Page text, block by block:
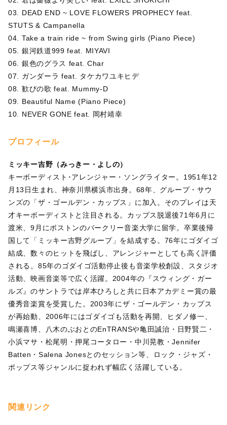
03. DEAD END ~ LOVE FLOWERS PROPHECY feat.
STUTS & Campanella
04. Take a train ride ~ from Swing girls (Piano Piece)
05. 銀河鉄道999 feat. MIYAVI
06. 銀色のグラス feat. Char
07. ガンダーラ feat. タケカワユキヒデ
08. 歓びの歌 feat. Mummy-D
09. Beautiful Name (Piano Piece)
10. NEVER GONE feat. 岡村靖幸
プロフィール
ミッキー吉野（みっきー・よしの）
キーボーディスト･アレンジャー・ソングライター。1951年12
月13日生まれ、神奈川県横浜市出身。68年、グループ・サウ
ンズの「ザ・ゴールデン・カップス」に加入。そのプレイは天
才キーボーディストと注目される。カップス脱退後71年6月に
渡米、9月にボストンのバークリー音楽大学に留学。卒業後帰
国して「ミッキー吉野グループ」を結成する。76年にゴダイゴ
結成、数々のヒットを飛ばし、アレンジャーとしても高く評価
される。85年のゴダイゴ活動停止後も音楽学校創設、スタジオ
活動、映画音楽等で広く活躍。2004年の『スウィング・ガー
ルズ』のサントラでは岸本ひろしと共に日本アカデミー賞の最
優秀音楽賞を受賞した。2003年にザ・ゴールデン・カップス
が再始動、2006年にはゴダイゴも活動を再開、ヒダノ修一、
鳴瀬喜博、八木のぶおとのEnTRANSや亀田誠治・日野賢二・
小浜マサ・松尾明・押尾コータロー・中川晃教・Jennifer
Batten・Salena Jonesとのセッション等、ロック・ジャズ・
ポップス等ジャンルに捉われず幅広く活躍している。
関連リンク